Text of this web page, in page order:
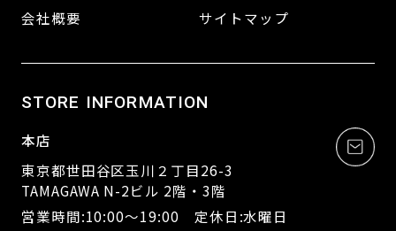
会社概要
サイトマップ
STORE INFORMATION
本店
東京都世田谷区玉川２丁目26-3
TAMAGAWA N-2ビル 2階・3階
営業時間:10:00～19:00 定休日:水曜日